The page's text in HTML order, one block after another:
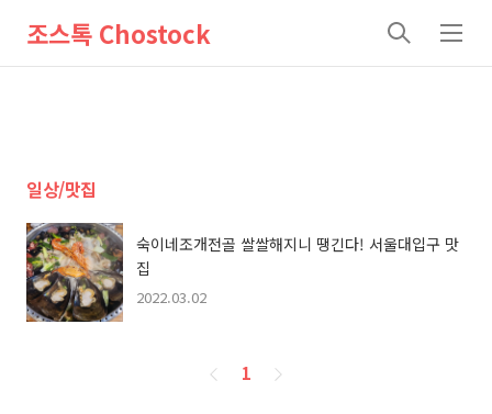
조스톡 Chostock
검
메
일상/맛집
숙이네조개전골 쌀쌀해지니 땡긴다! 서울대입구 맛
집
2022.03.02
페
1